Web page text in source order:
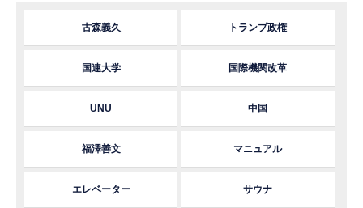
古森義久 トランプ政権
国連大学 国際機関改革
UNU 中国
福澤善文 マニュアル
エレベーター サウナ